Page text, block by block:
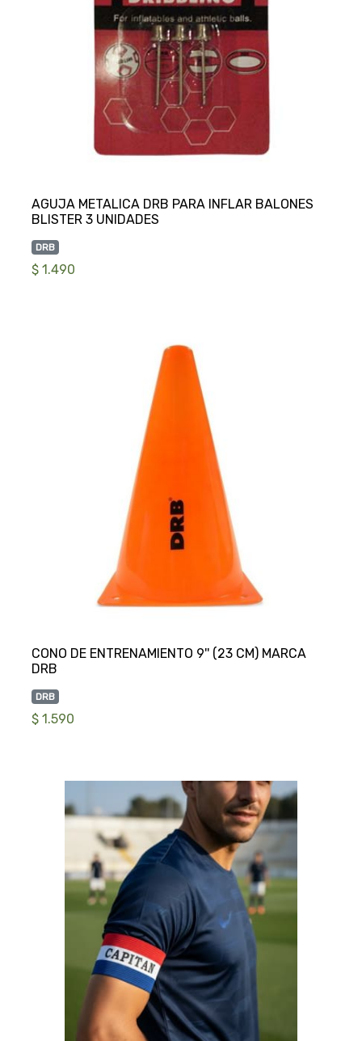
AGUJA METALICA DRB PARA INFLAR BALONES
DRB
$ 1.490
CONO DE ENTRENAMIENTO 9'' (23 CM) MARCA
DRB
$ 1.590